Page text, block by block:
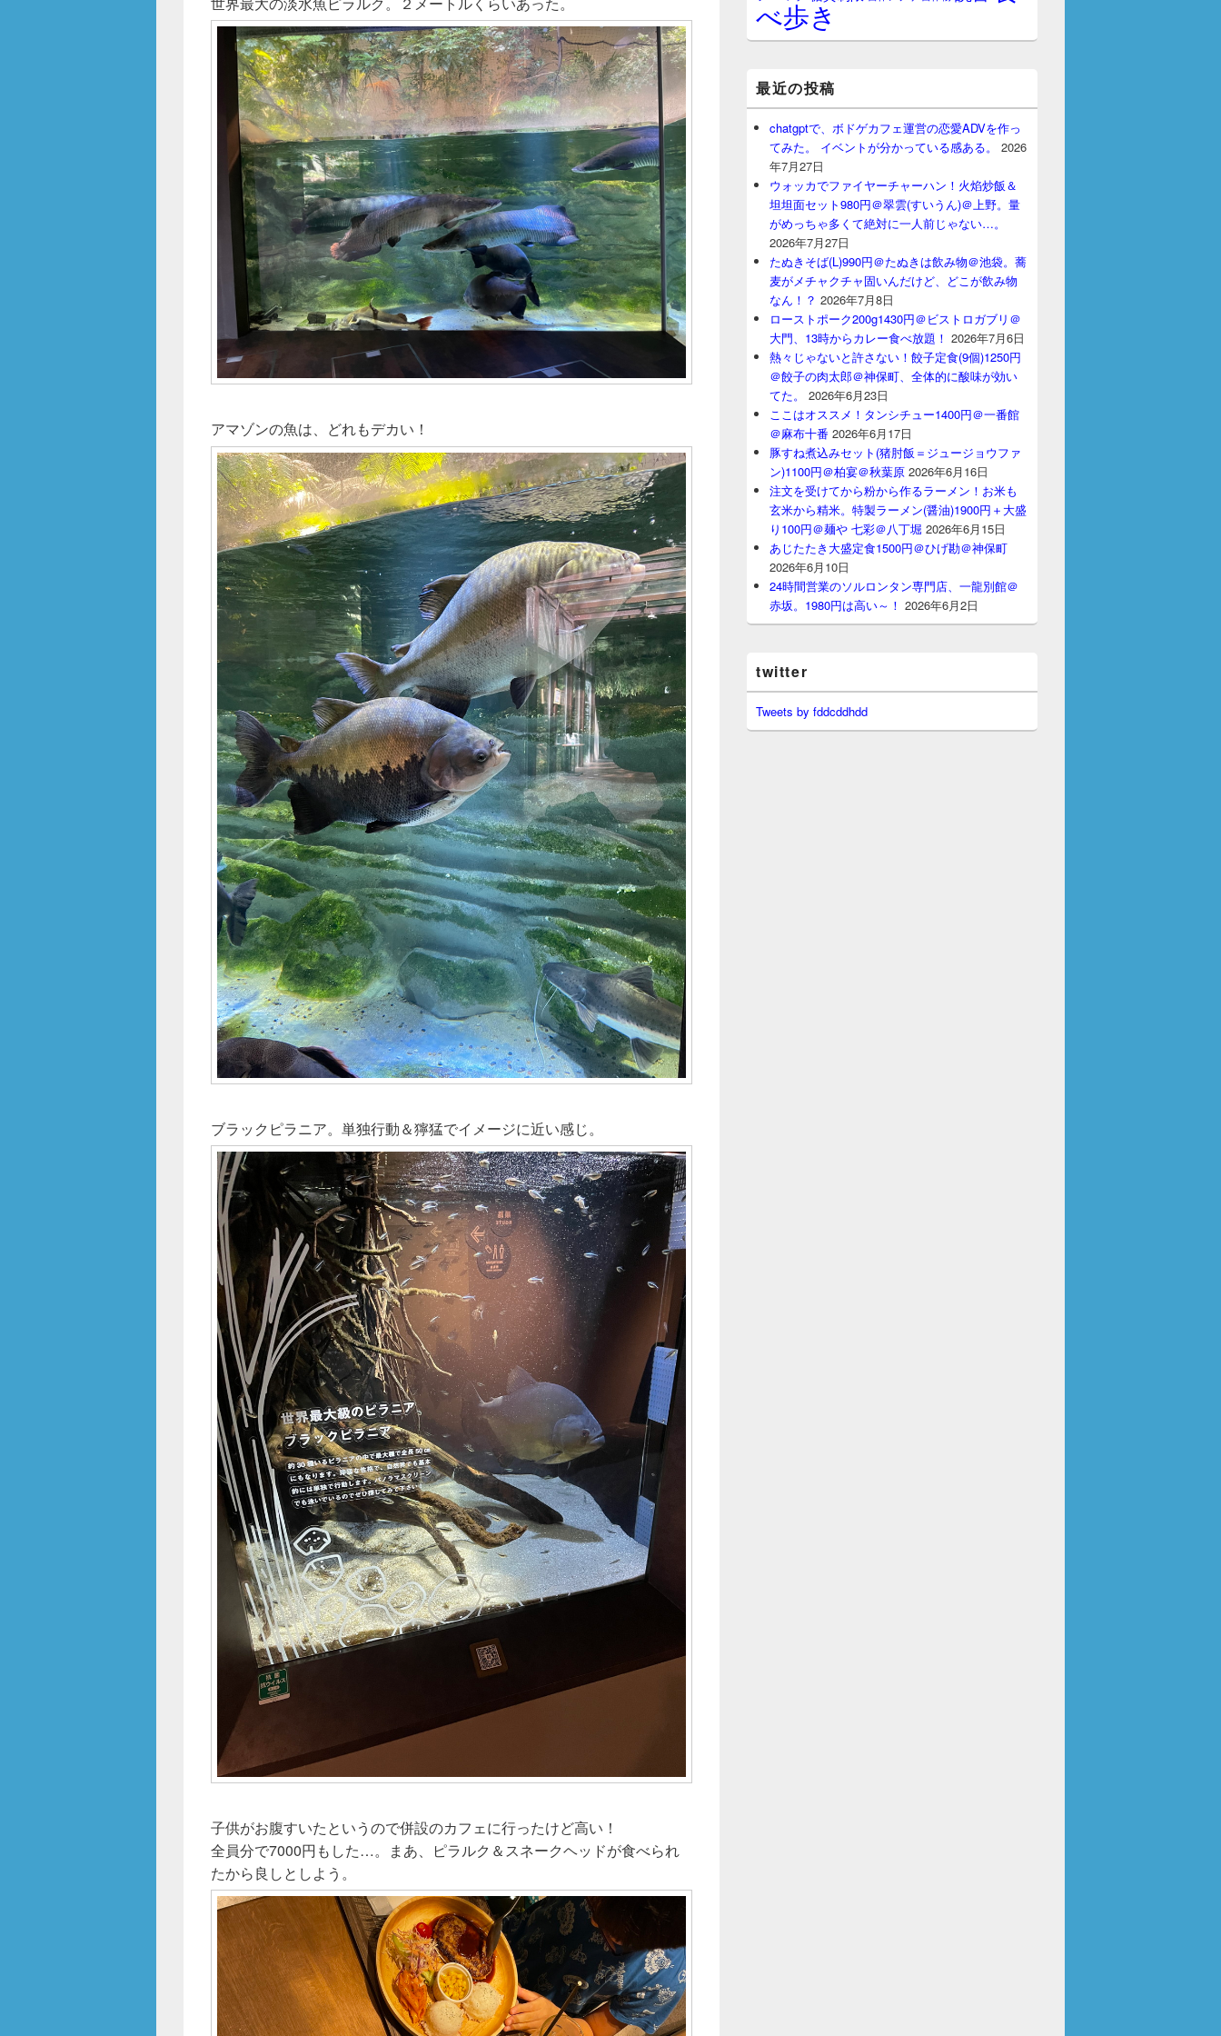
アマゾンの魚は、どれもデカい！
ブラックピラニア。単独行動＆獰猛でイメージに近い感じ。
子供がお腹すいたというので併設のカフェに行ったけど高い！
全員分で7000円もした…。まあ、ピラルク＆スネークヘッドが食べられ
たから良しとしよう。
べ歩き
最近の投稿
chatgptで、ボドゲカフェ運営の恋愛ADVを作っ
てみた。 イベントが分かっている感ある。
2026
年7月27日
ウォッカでファイヤーチャーハン！火焰炒飯＆
坦坦面セット980円＠翠雲(すいうん)＠上野。量
がめっちゃ多くて絶対に一人前じゃない…。
2026年7月27日
たぬきそば(L)990円＠たぬきは飲み物＠池袋。蕎
麦がメチャクチャ固いんだけど、どこが飲み物
なん！？ 2026年7月8日
ローストポーク200g1430円＠ビストロガブリ＠
大門、13時からカレー食べ放題！ 2026年7月6日
熱々じゃないと許さない！餃子定食(9個)1250円
＠餃子の肉太郎＠神保町、全体的に酸味が効い
てた。
2026年6月23日
ここはオススメ！タンシチュー1400円＠一番館
＠麻布十番 2026年6月17日
豚すね煮込みセット(猪肘飯＝ジュージョウファ
ン)1100円＠柏宴＠秋葉原 2026年6月16日
注文を受けてから粉から作るラーメン！お米も
玄米から精米。特製ラーメン(醤油)1900円＋大盛
り100円＠麺や 七彩＠八丁堀 2026年6月15日
あじたたき大盛定食1500円＠ひげ勘＠神保町
2026年6月10日
24時間営業のソルロンタン専門店、一龍別館＠
赤坂。1980円は高い～！ 2026年6月2日
twitter
Tweets by fddcddhdd